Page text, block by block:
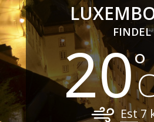
FINDEL
20
Est7